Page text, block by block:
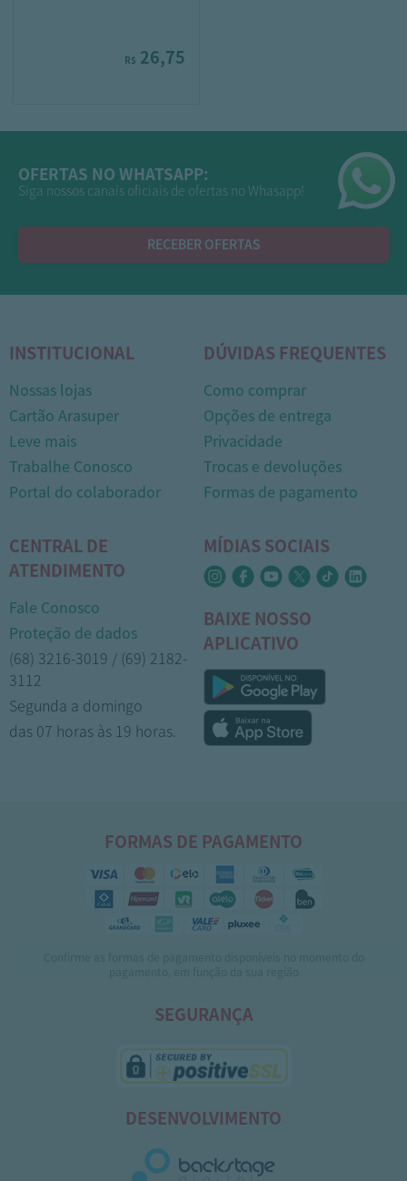
R$ 26,75
OFERTAS NO WHATSAPP:
Siga nossos canais oficiais de ofertas no Whasapp!
RECEBER OFERTAS
INSTITUCIONAL
Nossas lojas
Cartão Arasuper
Leve mais
Trabalhe Conosco
Portal do colaborador
DÚVIDAS FREQUENTES
Como comprar
Opções de entrega
Privacidade
Trocas e devoluções
Formas de pagamento
CENTRAL DE
ATENDIMENTO
Fale Conosco
Proteção de dados
(68) 3216-3019 / (69) 2182-
3112
Segunda a domingo
das 07 horas às 19 horas.
MÍDIAS SOCIAIS
BAIXE NOSSO
APLICATIVO
FORMAS DE PAGAMENTO
SEGURANÇA
DESENVOLVIMENTO